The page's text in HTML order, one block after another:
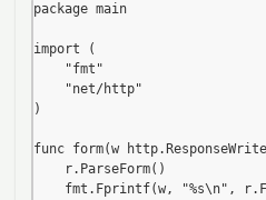
package main
import (
)
func form(w